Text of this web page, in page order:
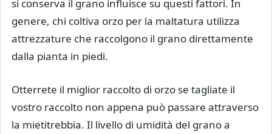
si conserva il grano influisce su questi fattori. In
genere, chi coltiva orzo per la maltatura utilizza
attrezzature che raccolgono il grano direttamente
dalla pianta in piedi.
Otterrete il miglior raccolto di orzo se tagliate il
vostro raccolto non appena può passare attraverso
la mietitrebbia. Il livello di umidità del grano a